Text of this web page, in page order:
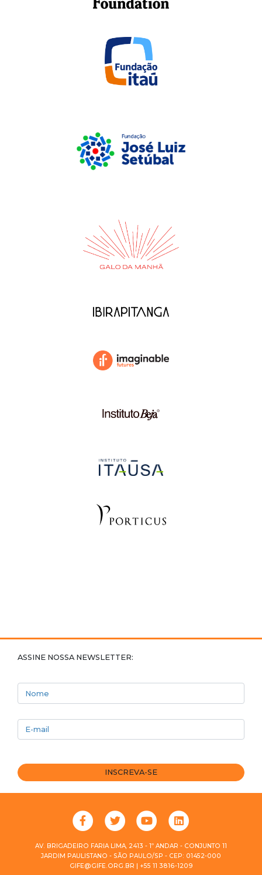
ASSINE NOSSA NEWSLETTER:
INSCREVA-SE
AV. BRIGADEIRO FARIA LIMA, 2413 - 1º ANDAR - CONJUNTO 11
JARDIM PAULISTANO - SÃO PAULO/SP - CEP: 01452-000
GIFE@GIFE.ORG.BR | +55 11 3816-1209